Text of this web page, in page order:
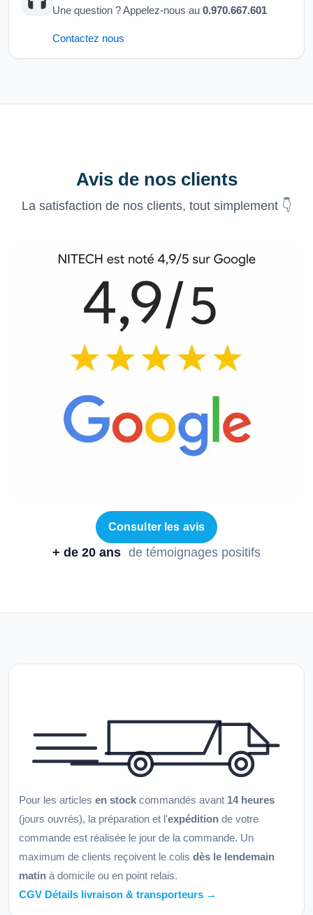
Une question ? Appelez-nous au 0.970.667.601
Contactez nous
Avis de nos clients
La satisfaction de nos clients, tout simplement 👇
Consulter les avis
+ de 20 ans de témoignages positifs
Pour les articles en stock commandés avant 14 heures
(jours ouvrés), la préparation et l'expédition de votre
commande est réalisée le jour de la commande. Un
maximum de clients reçoivent le colis dès le lendemain
matin à domicile ou en point relais.
CGV Détails livraison & transporteurs →